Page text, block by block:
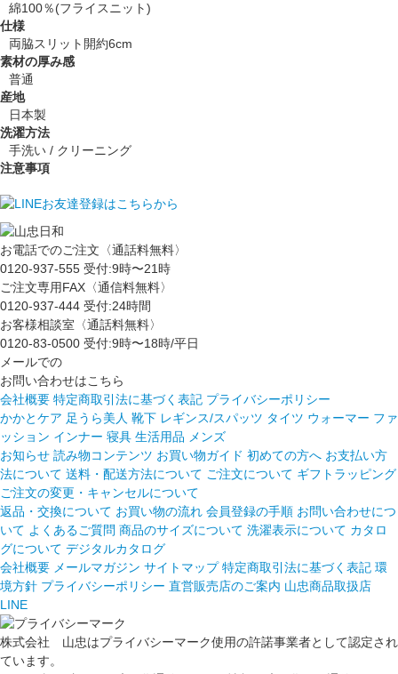
綿100％(フライスニット)
仕様
両脇スリット開約6cm
素材の厚み感
普通
産地
日本製
洗濯方法
手洗い / クリーニング
注意事項
お電話でのご注文〈通話料無料〉
0120-937-555 受付:9時〜21時
ご注文専用FAX〈通信料無料〉
0120-937-444 受付:24時間
お客様相談室〈通話料無料〉
0120-83-0500 受付:9時〜18時/平日
メールでの
お問い合わせはこちら
会社概要 特定商取引法に基づく表記 プライバシーポリシー
かかとケア 足うら美人 靴下 レギンス/スパッツ タイツ ウォーマー ファ
ッション インナー 寝具 生活用品 メンズ
お知らせ 読み物コンテンツ お買い物ガイド 初めての方へ お支払い方
法について 送料・配送方法について ご注文について ギフトラッピング
ご注文の変更・キャンセルについて
返品・交換について お買い物の流れ 会員登録の手順 お問い合わせにつ
いて よくあるご質問 商品のサイズについて 洗濯表示について カタロ
グについて デジタルカタログ
会社概要 メールマガジン サイトマップ 特定商取引法に基づく表記 環
境方針 プライバシーポリシー 直営販売店のご案内 山忠商品取扱店
LINE
株式会社 山忠はプライバシーマーク使用の許諾事業者として認定され
ています。